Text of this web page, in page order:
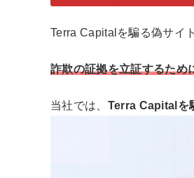
Terra Capitalを騙る偽サイ
詐欺の証拠を立証するため
当社では、 Terra Capitalを